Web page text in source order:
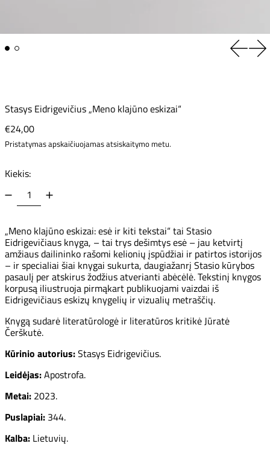
Stasys Eidrigevičius „Meno klajūno eskizai“
Įprasta kaina
€24,00
Pristatymasapskaičiuojamas atsiskaitymo metu.
Kiekis:
„Meno klajūno eskizai: esė ir kiti tekstai“ tai Stasio
Eidrigevičiaus knyga, – tai trys dešimtys esė – jau ketvirtį
amžiaus dailininko rašomi kelionių įspūdžiai ir patirtos istorijos
– ir specialiai šiai knygai sukurta, daugiažanrį Stasio kūrybos
pasaulį per atskirus žodžius atverianti abėcėlė. Tekstinį knygos
korpusą iliustruoja pirmąkart publikuojami vaizdai iš
Eidrigevičiaus eskizų knygelių ir vizualių metraščių.
Knygą sudarė literatūrologė ir literatūros kritikė Jūratė
Čerškutė.
Kūrinio autorius:Stasys Eidrigevičius.
Leidėjas:Apostrofa.
Metai: 2023.
Puslapiai: 344.
Kalba: Lietuvių.